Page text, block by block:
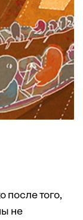
после того,
не